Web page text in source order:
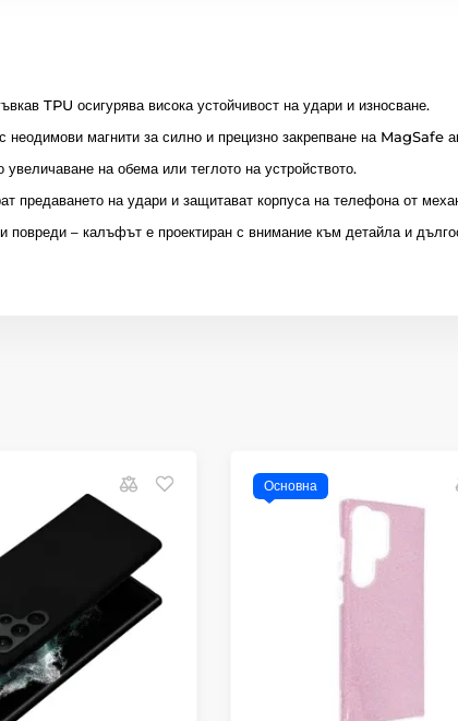
TPU осигурява висока устойчивост на удари и износване.
неодимови магнити за силно и прецизно закрепване на MagSafe
на обема или теглото на устройството.
предаването на удари и защитават корпуса на телефона от
повреди – калъфът е проектиран с внимание към детайла и
Основна